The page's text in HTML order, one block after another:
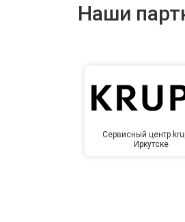
Наши
Сервисный центр
Иркутске